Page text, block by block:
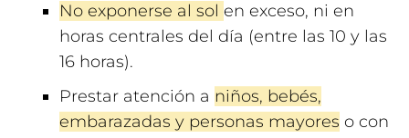
No exponerse al sol en exceso, ni en
horas centrales del día (entre las 10 y las
16 horas).
Prestar atención a niños, bebés,
embarazadas y personas mayores o con